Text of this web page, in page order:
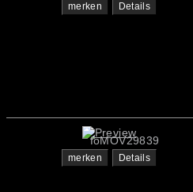
merken Details
foMOV29839
merken Details